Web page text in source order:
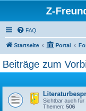
Z-
FAQ
Startseite Portal
Beiträge zum
Sichtbar auch für
Themen: 506